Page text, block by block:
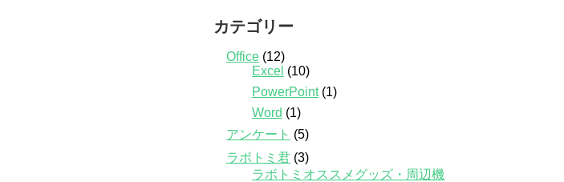
カテゴリー
Office (12)
Excel (10)
PowerPoint(1)
Word (1)
アンケート (5)
ラボトミ君 (3)
ラボトミオススメグッズ・周辺機